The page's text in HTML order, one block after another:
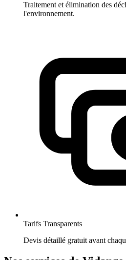
Traitement et élimination des
l'environnement.
Tarifs Transparents
Devis détaillé gratuit avant